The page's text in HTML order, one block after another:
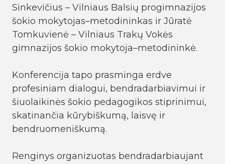
Sinkevičius – Vilniaus Balsių progimnazijos
šokio mokytojas–metodininkas ir Jūratė
Tomkuvienė – Vilniaus Trakų Vokės
gimnazijos šokio mokytoja–metodininkė.
Konferencija tapo prasminga erdve
profesiniam dialogui, bendradarbiavimui ir
šiuolaikinės šokio pedagogikos stiprinimui,
skatinančia kūrybiškumą, laisvę ir
bendruomeniškumą.
Renginys organizuotas bendradarbiaujant